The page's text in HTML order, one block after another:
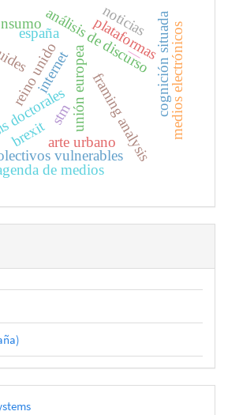
brexit
reino unido framing analysis
análisis de discurso
unión europea
vulnerables
doctorales
españa cognición situada
plataformasmedios electrónicos
noticias
internet
stm
de medios
|
arte urbano